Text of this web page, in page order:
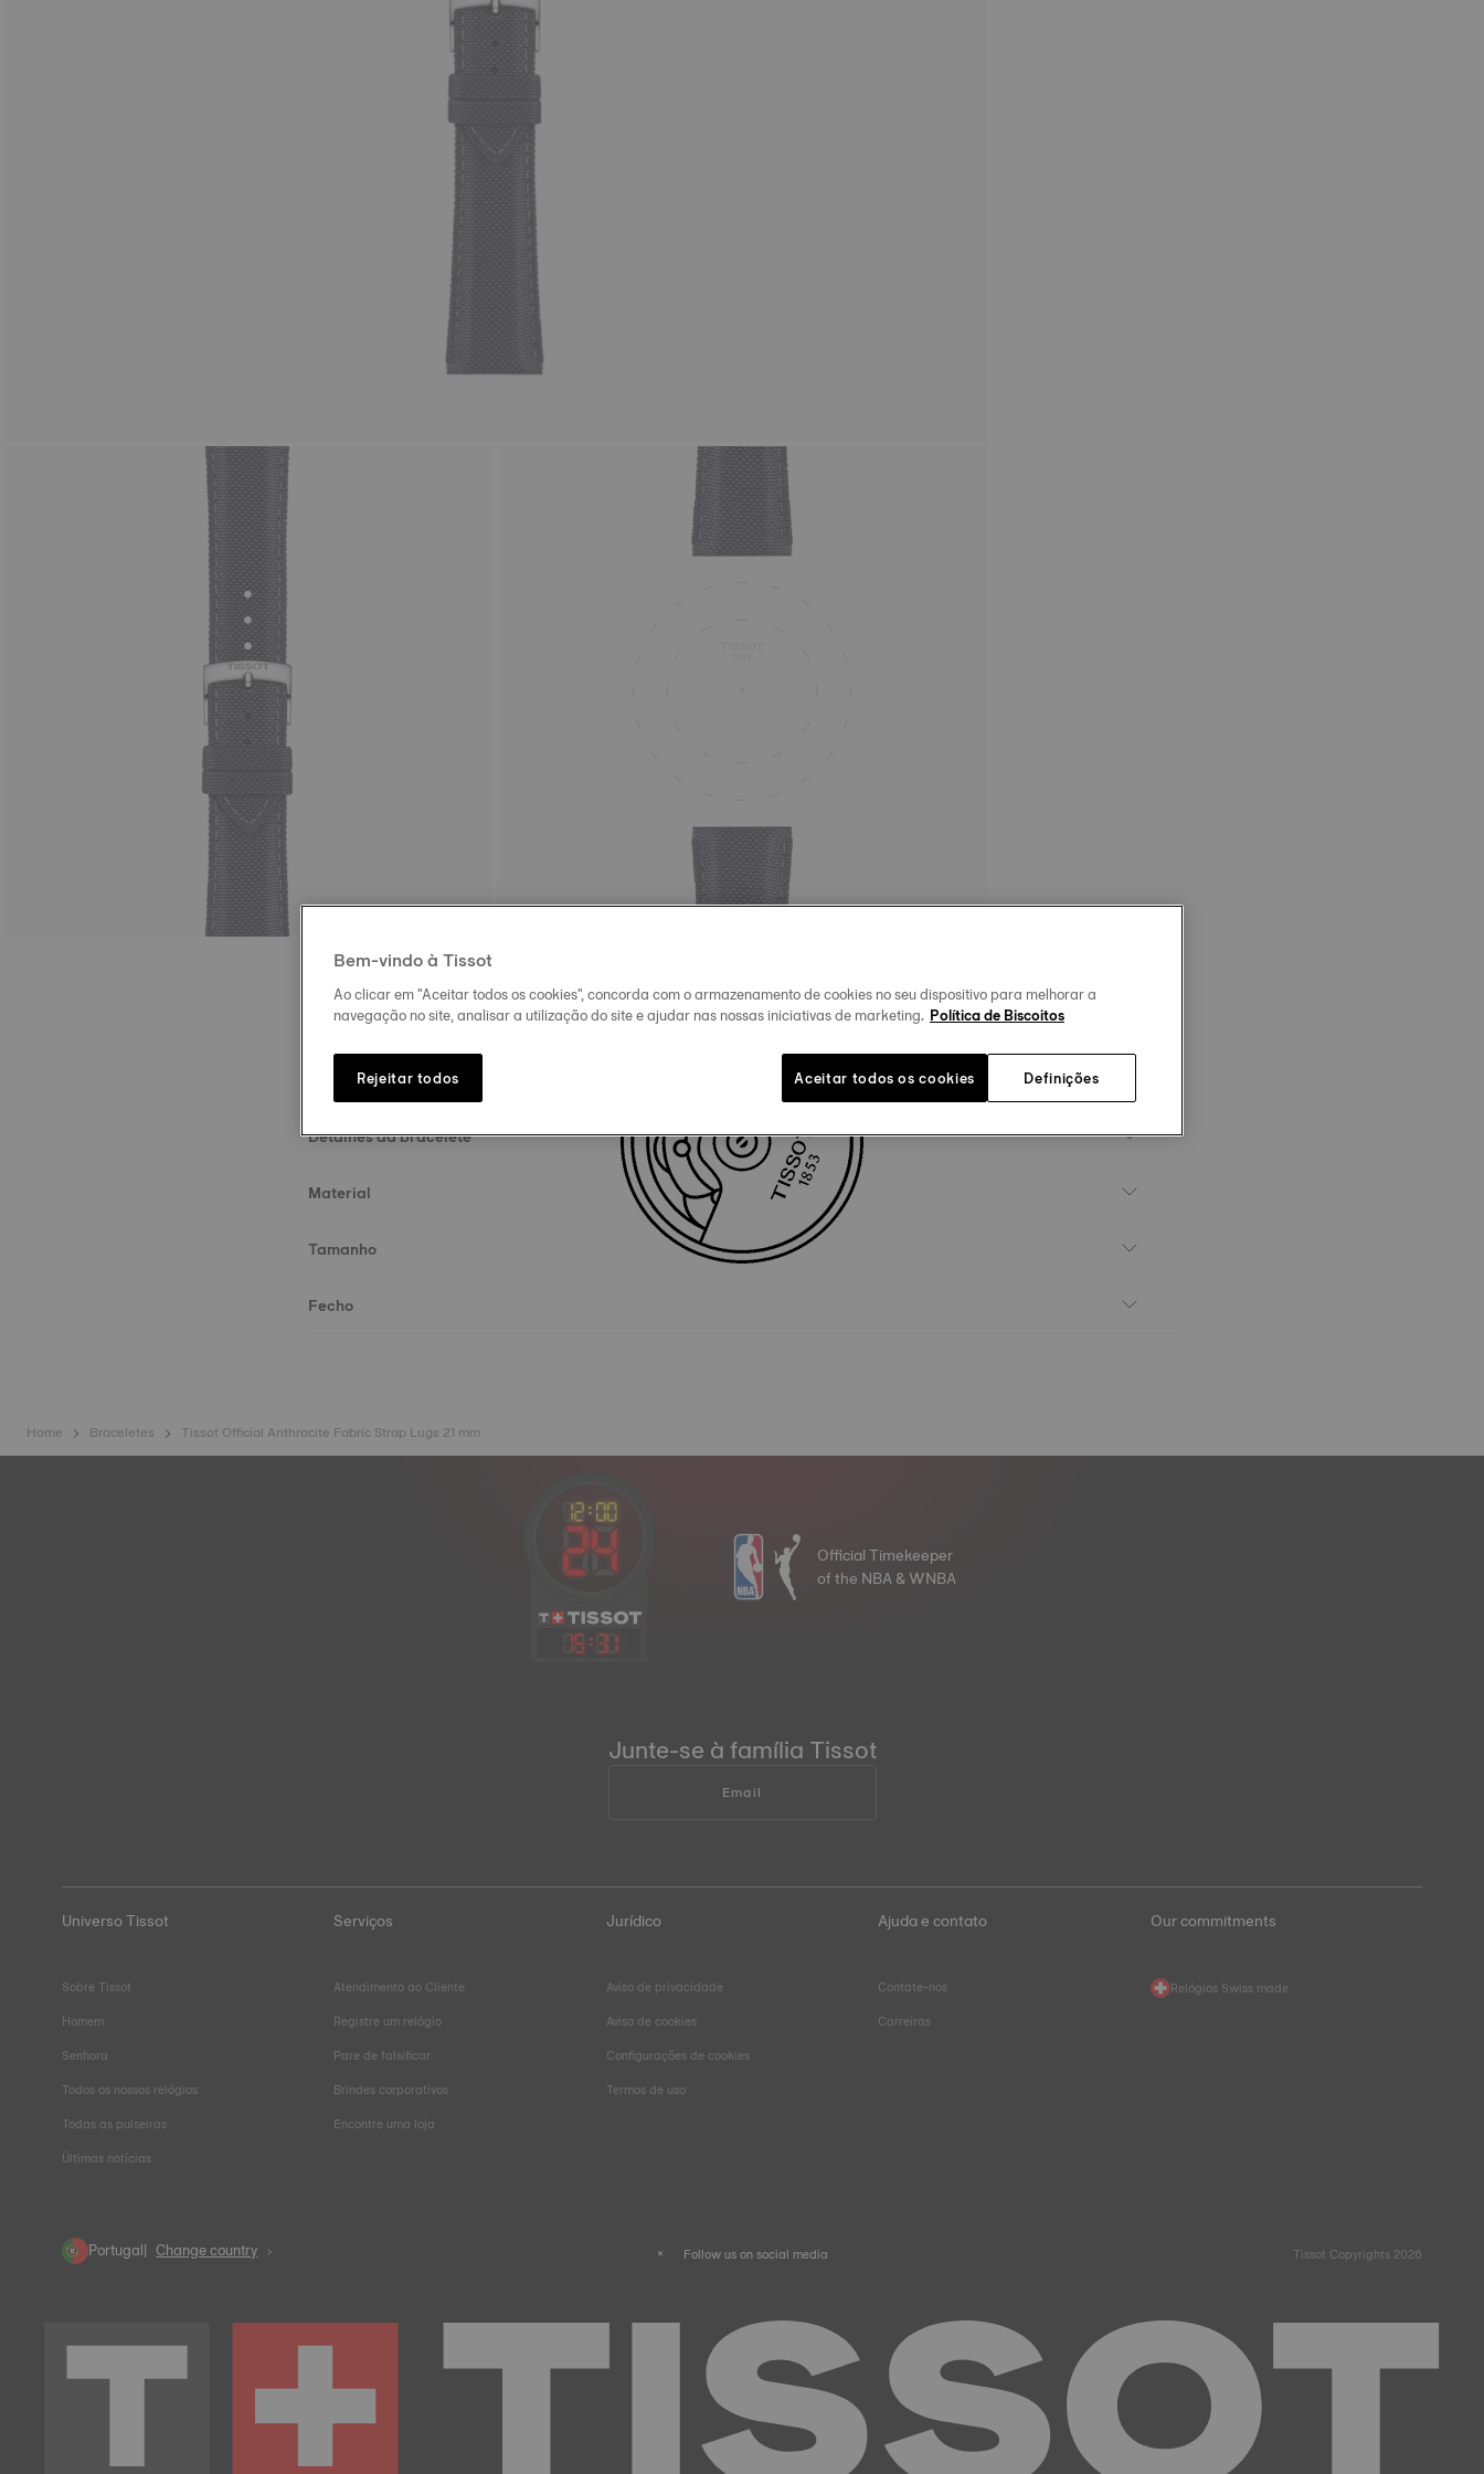
Especificidades técnicas
Detalhes da bracelete
Material
Tamanho
Fecho
Home Braceletes Tissot Official Anthracite Fabric Strap Lugs 21 mm
15: 31
Official Timekeeper
of the NBA & WNBA
Junte-se à família Tissot
Email
Universo Tissot
Sobre Tissot
Homem
Senhora
Todos os nossos relógios
Todas as pulseiras
Últimas notícias
Serviços
Atendimento ao Cliente
Registre um relógio
Pare de falsificar
Brindes corporativos
Encontre uma loja
Jurídico
Aviso de privacidade
Aviso de cookies
Configurações de cookies
Termos de uso
Ajuda e contato
Contate-nos
Carreiras
Our commitments
Relógios Swiss made
Portugal Change country Follow us on social media Tissot Copyrights 2026
Bem-vindo à Tissot
Ao clicar em "Aceitar todos os cookies", concorda com o armazenamento de cookies no seu dispositivo para melhorar a
navegação no site, analisar a utilização do site e ajudar nas nossas iniciativas de marketing. Política de Biscoitos
Definições
Rejeitar todos Aceitar todos os cookies